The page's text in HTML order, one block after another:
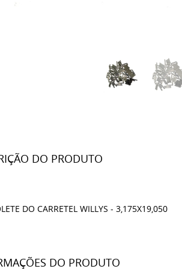
DO PRODUTO
DO CARRETEL WILLYS - 3,175X19,050
DO PRODUTO